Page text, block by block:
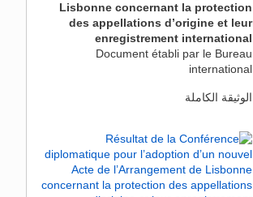
Lisbonne concernant la protection
des appellations d’origine et leur
enregistrement international
Document établi par le Bureau
international
الوثيقة الكاملة